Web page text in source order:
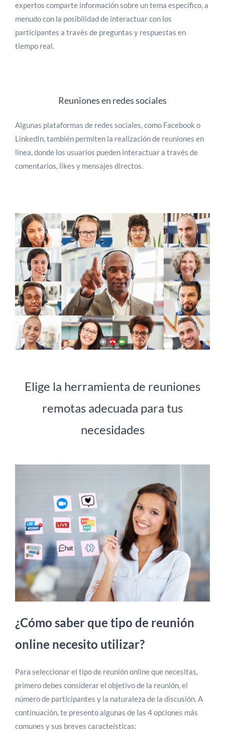
expertos comparte información sobre un tema específico, a
menudo con la posibilidad de interactuar con los
participantes a través de preguntas y respuestas en
tiempo real.
Reuniones en redes sociales
Algunas plataformas de redes sociales, como Facebook o
LinkedIn, también permiten la realización de reuniones en
línea, donde los usuarios pueden interactuar a través de
comentarios, likes y mensajes directos.
Elige la herramienta de reuniones
remotas adecuada para tus
necesidades
¿Cómo saber que tipo de reunión
online necesito utilizar?
Para seleccionar el tipo de reunión online que necesitas,
primero debes considerar el objetivo de la reunión, el
número de participantes y la naturaleza de la discusión. A
continuación, te presento algunas de las 4 opciones más
comunes y sus breves caracteísticas: